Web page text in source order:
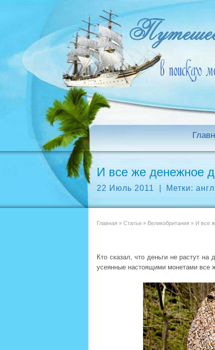
И все же денежное
22 Июль 2011 Метки:
Главная » Статьи » Великобритания » И все
Кто сказал, что деньги не растут
усеянные настоящими монетами все